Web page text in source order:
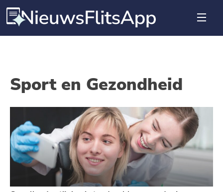
Sport en Gezondheid